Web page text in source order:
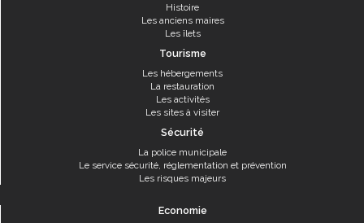
Histoire
Les anciens maires
Les îlets
Tourisme
Les hébergements
La restauration
Les activités
Les sites à visiter
Sécurité
La police municipale
Le service sécurité, réglementation et prévention
Les risques majeurs
Economie